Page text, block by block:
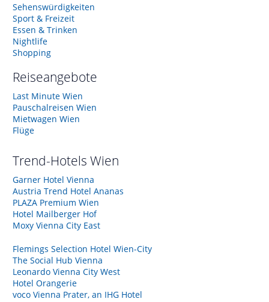
Sehenswürdigkeiten
Sport & Freizeit
Essen & Trinken
Nightlife
Shopping
Reiseangebote
Last Minute Wien
Pauschalreisen Wien
Mietwagen Wien
Flüge
Trend-Hotels Wien
Garner Hotel Vienna
Austria Trend Hotel Ananas
PLAZA Premium Wien
Hotel Mailberger Hof
Moxy Vienna City East
Flemings Selection Hotel Wien-City
The Social Hub Vienna
Leonardo Vienna City West
Hotel Orangerie
voco Vienna Prater, an IHG Hotel